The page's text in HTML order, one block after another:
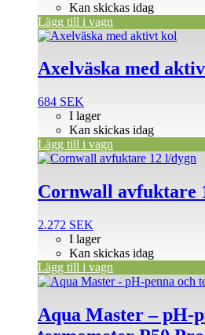
Kan skickas idag
Lägg till i vagn
Axelväska med
684 SEK
I lager
Kan skickas idag
Lägg till i vagn
Cornwall avfuktare
2.272 SEK
I lager
Kan skickas idag
Lägg till i vagn
Aqua Master – pH-